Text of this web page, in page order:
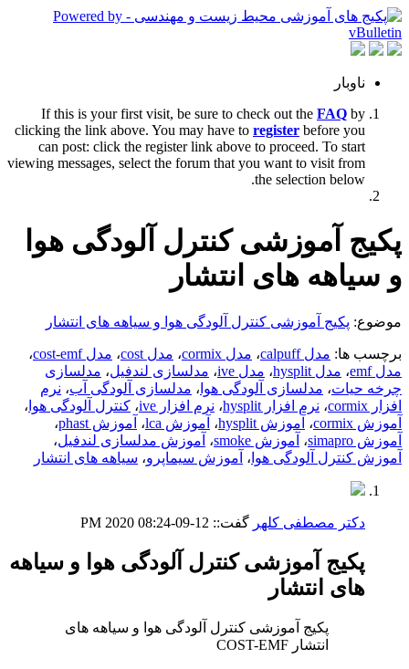
ناوبار
If this is your first visit, be sure to check out the FAQ by
clicking the link above. You may have to register before you
can post: click the register link above to proceed. To start
viewing messages, select the forum that you want to visit from
the selection below.
پکیج آموزشی کنترل آلودگی هوا
و سیاهه های انتشار
موضوع: پکیج آموزشی کنترل آلودگی هوا و سیاهه های انتشار
برچسب ها: مدل calpuff ، مدل cormix ، مدل cost ، مدل cost-emf
،
مدل emf
، مدل hysplit ، مدل ive ، مدلسازی لندفیل، مدلسازی
چرخه حیات، مدلسازی آلودگی هوا ، مدلسازی آلودگی آب، نرم
افزار cormix
، نرم افزار hysplit ، نرم افزار ive ، کنترل آلودگی هوا ،
آموزش cormix
، آموزش hysplit ، آموزش lca ، آموزش phast
،
آموزش simapro
، آموزش smoke ، آموزش مدلسازی لندفیل،
آموزش کنترل آلودگی هوا ، آموزش سیماپرو، سیاهه های انتشار
دکتر مصطفی کلهر گفت:: 12-09-2020
08:24 PM
پکیج آموزشی کنترل آلودگی هوا و سیاهه
های انتشار
پکیج آموزشی کنترل آلودگی هوا و سیاهه های
انتشار COST-EMF